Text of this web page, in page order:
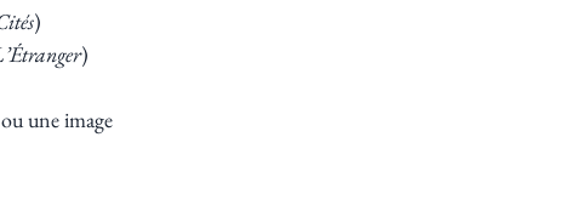
)
)
une image